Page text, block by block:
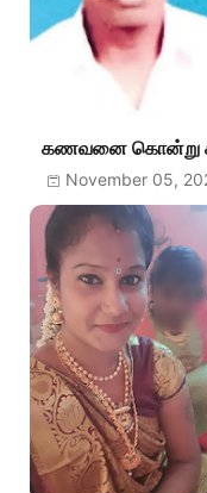
கணவனை கொன்று
November 05,